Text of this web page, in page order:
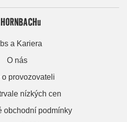
a Kariera
O nás
o provozovateli
nízkých cen
obchodní podmínky